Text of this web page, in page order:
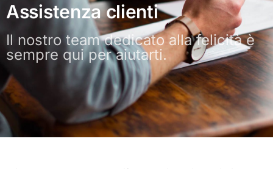
Assistenza clienti
Il nostro team dedicato alla felicità è
sempre qui per aiutarti.